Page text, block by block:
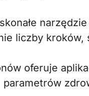
liczby kroków,
oferuje